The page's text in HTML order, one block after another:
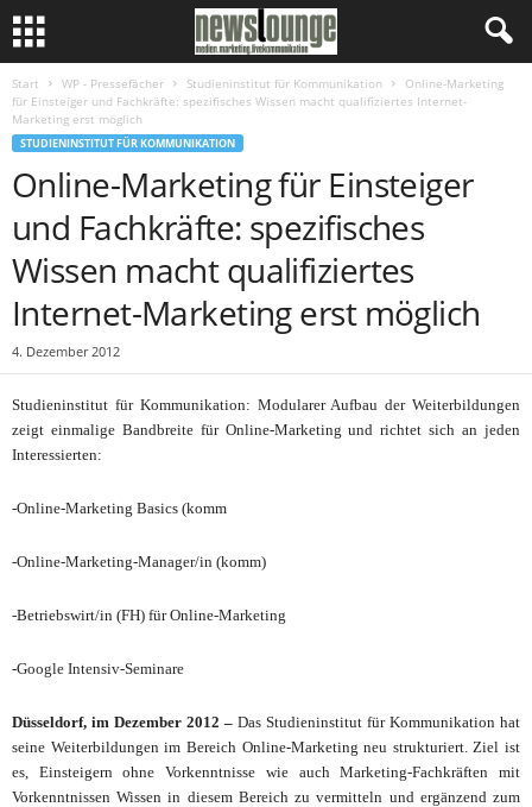
Start WP - Pressefächer Studieninstitut für Kommunikation
Online-Marketing
für Einsteiger und Fachkräfte: spezifisches Wissen macht qualifiziertes Internet-
Marketing erst möglich
STUDIENINSTITUT FÜR KOMMUNIKATION
Online-Marketing für Einsteiger
und Fachkräfte: spezifisches
Wissen macht qualifiziertes
Internet-Marketing erst möglich
4. Dezember 2012
Studieninstitut für Kommunikation: Modularer Aufbau der Weiterbildungen
zeigt einmalige Bandbreite für Online-Marketing und richtet sich an jeden
Interessierten:
-Online-Marketing Basics (komm
-Online-Marketing-Manager/in (komm)
-Betriebswirt/in (FH) für Online-Marketing
-Google Intensiv-Seminare
Düsseldorf, im Dezember 2012 – Das Studieninstitut für Kommunikation hat
seine Weiterbildungen im Bereich Online-Marketing neu strukturiert. Ziel ist
es, Einsteigern ohne Vorkenntnisse wie auch Marketing-Fachkräften mit
Vorkenntnissen Wissen in diesem Bereich zu vermitteln und ergänzend zum